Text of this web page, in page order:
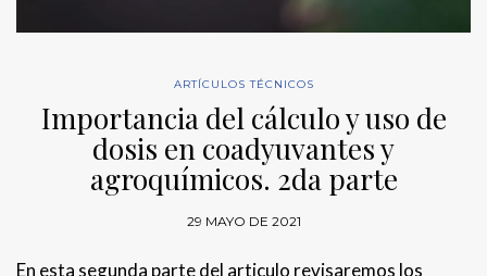
ARTÍCULOS TÉCNICOS
Importancia del cálculo y uso de
dosis en coadyuvantes y
agroquímicos. 2da parte
29 MAYO DE 2021
En esta segunda parte del articulo revisaremos los